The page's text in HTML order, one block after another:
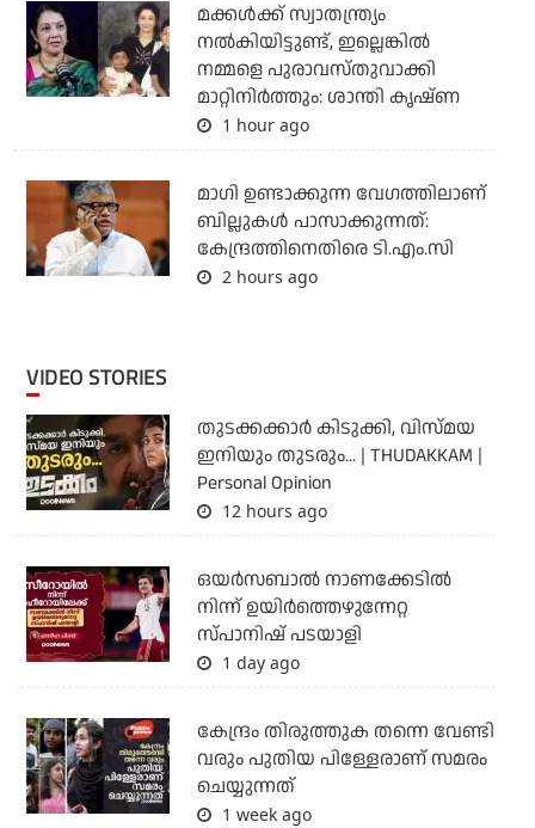
മക്കൾക്ക് സ്വാതന്ത്ര്യം
നൽകിയിട്ടുണ്ട്, ഇല്ലെങ്കിൽ
നമ്മളെ പുരാവസ്തുവാക്കി
മാറ്റിനിർത്തും: ശാന്തി കൃഷ്ണ
1 hour ago
മാഗി ഉണ്ടാക്കുന്ന വേഗത്തിലാണ്
ബില്ലുകള്‍ പാസാക്കുന്നത്:
കേന്ദ്രത്തിനെതിരെ ടി.എം.സി
2 hours ago
VIDEO STORIES
തുടക്കക്കാര്‍ കിടുക്കി, വിസ്മയ
ഇനിയും തുടരും... | THUDAKKAM |
Personal Opinion
12 hours ago
ഒയര്‍സബാൽ നാണക്കേടിൽ
നിന്ന് ഉയിർത്തെഴുന്നേറ്റ
സ്പാനിഷ് പടയാളി
1 day ago
കേന്ദ്രം തിരുത്തുക തന്നെ വേണ്ടി
വരും പുതിയ പിള്ളേരാണ് സമരം
ചെയ്യുന്നത്
1 week ago